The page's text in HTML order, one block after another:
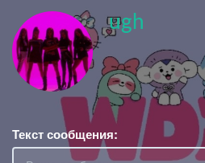
ugh
Текст сообщения: